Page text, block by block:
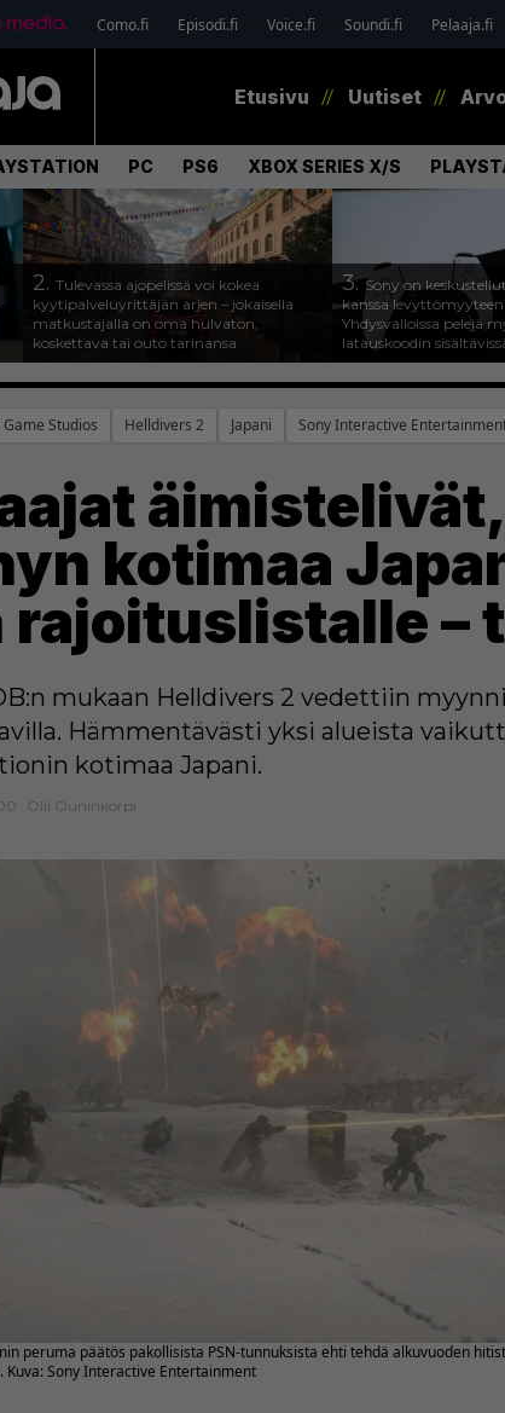
Como.fi Episodi.fi Voice.fi Soundi.fi Pelaaja.fi
Etusivu Uutiset
PC PS6 XBOX SERIES X/S
2. Tulevassa ajopelissä voi kokea
kyytipalveluyrittäjän arjen – jokaisella
matkustajalla on oma hulvaton,
koskettava tai outo tarinansa
3.Sony on
kanssa
Yhdysvalloissa pelejä
latauskoodin
Studios Helldivers 2 Japani Sony Interactive
kotimaa
rajoituslistalle –
mukaan Helldivers 2 vedettiin
Hämmentävästi yksi alueista
kotimaa Japani.
Olli Ouninkorpi
peruma päätös pakollisista PSN-tunnuksista ehti tehdä alkuvuoden
Kuva: Sony Interactive Entertainment